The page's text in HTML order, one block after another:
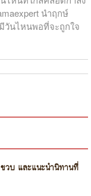
นำฤกษ์
วันไหนพอที่จะถูกใจ
วบ และแนะนำนิทานที่